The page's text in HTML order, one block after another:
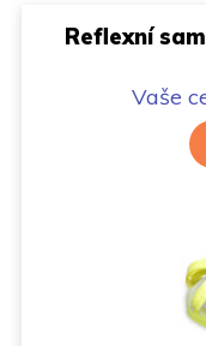
Reflexní
Vaše